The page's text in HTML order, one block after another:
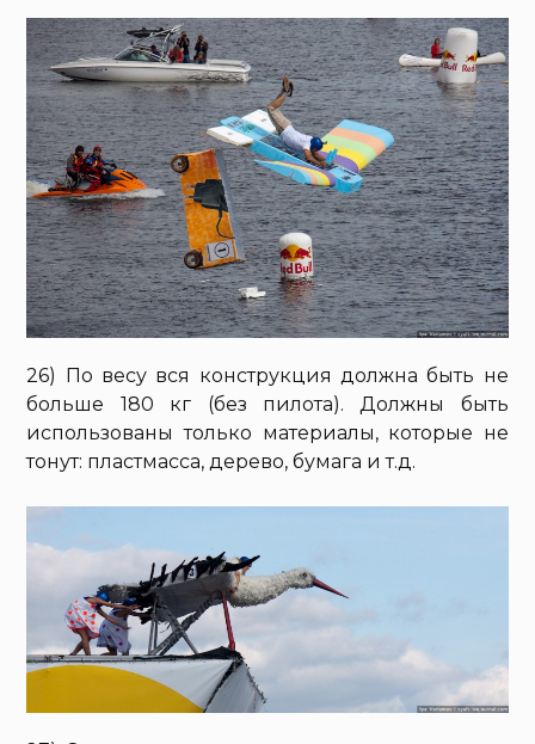
26) По весу вся конструкция должна быть не
больше 180 кг (без пилота). Должны быть
использованы только материалы, которые не
тонут: пластмасса, дерево, бумага и т.д.